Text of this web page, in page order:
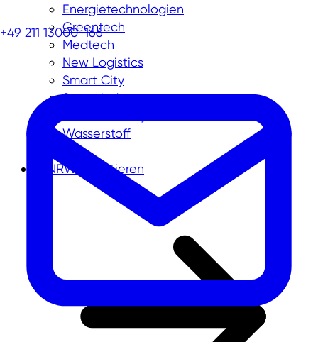
Energietechnologien
Greentech
Medtech
New Logistics
Smart City
Smart industry
Wasserstoff
In NRW investieren
+49 211 13000-166